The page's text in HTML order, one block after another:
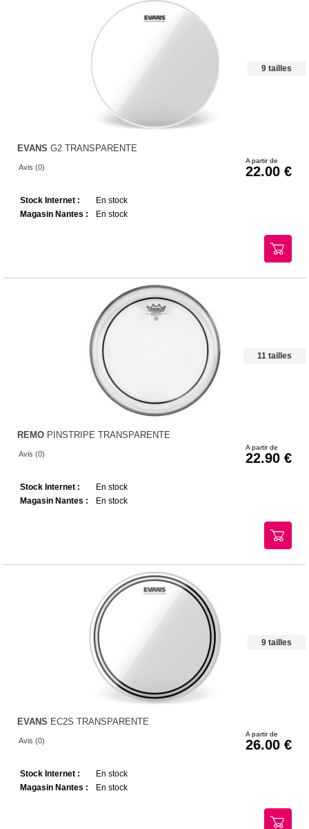
9 tailles
EVANS G2 TRANSPARENTE
Avis (0)
A partir de
22.00
Stock Internet :
En stock
Magasin Nantes :
En stock
11 tailles
REMO PINSTRIPE TRANSPARENTE
Avis (0)
A partir de
22.90
Stock Internet :
En stock
Magasin Nantes :
En stock
9 tailles
EVANS EC2S TRANSPARENTE
Avis (0)
A partir de
26.00
Stock Internet :
En stock
Magasin Nantes :
En stock